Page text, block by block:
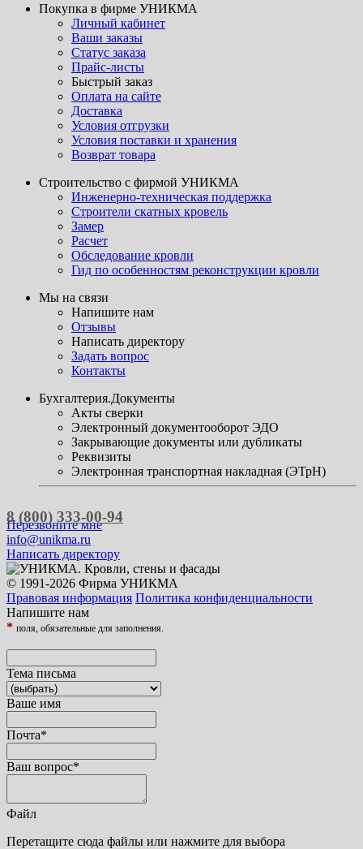
Покупка в фирме УНИКМА
Личный кабинет
Ваши заказы
Статус заказа
Прайс-листы
Быстрый заказ
Оплата на сайте
Доставка
Условия отгрузки
Условия поставки и хранения
Возврат товара
Строительство с фирмой УНИКМА
Инженерно-техническая поддержка
Строители скатных кровель
Замер
Расчет
Обследование кровли
Гид по особенностям реконструкции кровли
Мы на связи
Напишите нам
Отзывы
Написать директору
Задать вопрос
Контакты
Бухгалтерия.Документы
Акты сверки
Электронный документооборот ЭДО
Закрывающие документы или дубликаты
Реквизиты
Электронная транспортная накладная (ЭТрН)
8 (800) 333-00-94
Перезвоните мне
info@unikma.ru
Написать директору
© 1991-2026 Фирма УНИКМА
Правовая информация Политика конфиденциальности
Напишите нам
* поля, обязательные для заполнения.
Тема письма
Ваше имя
Почта*
Ваш вопрос*
Файл
Перетащите сюда файлы или нажмите для выбора